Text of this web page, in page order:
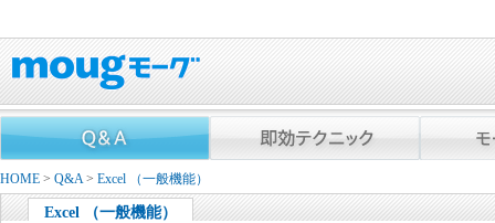
HOME > Q&A> Excel （一般機能）
Excel （一般機能）